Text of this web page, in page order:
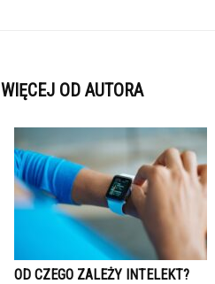
WIĘCEJ OD AUTORA
OD CZEGO ZALEŻY INTELEKT?